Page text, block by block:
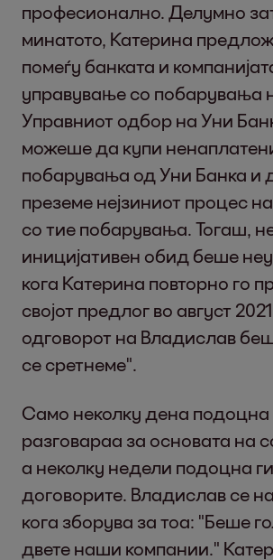
професионално. Делумно
минатото, Катерина
помеѓу банката и
управување со побарувања
Управниот одбор на Уни
можеше да купи
побарувања од Уни Банка и
преземе нејзиниот процес
со тие побарувања. Тогаш,
иницијативен обид беше
кога Катерина повторно го
својот предлог во август
одговорот на Владислав
се сретнеме".
Само неколку дена подоцна
разговараа за основата на
а неколку недели подоцна
договорите. Владислав се
кога зборува за тоа: "Беше
двете наши компании."